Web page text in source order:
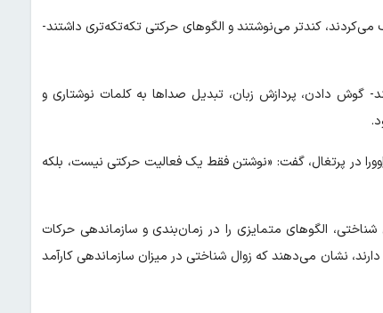
کندتر می‌نوشتند و الگوهای حرکتی تکه‌تکه‌تری داشتند-
گوش دادن، پردازش زبان، تبدیل صداها به کلمات نوشتاری و
در پرتغال، گفت: «نوشتن فقط یک فعالیت حرکتی نیست، بلکه
الگوهای متمایزی را در زمان‌بندی و سازماندهی حرکات
نشان می‌دهند که زوال شناختی در میزان سازماندهی کارآمد